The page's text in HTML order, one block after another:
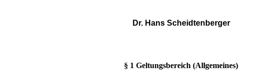
Dr. Hans Scheidtenberger
§ 1 Geltungsbereich (Allgemeines)